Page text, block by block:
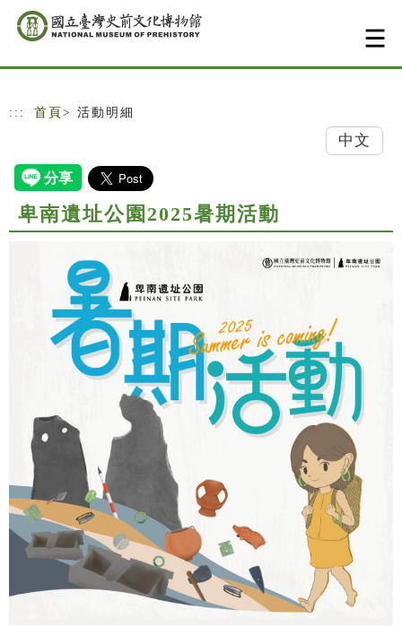
跳到主要內容
網站導覽
::: 首頁 > 活動明細
中文
卑南遺址公園2025暑期活動